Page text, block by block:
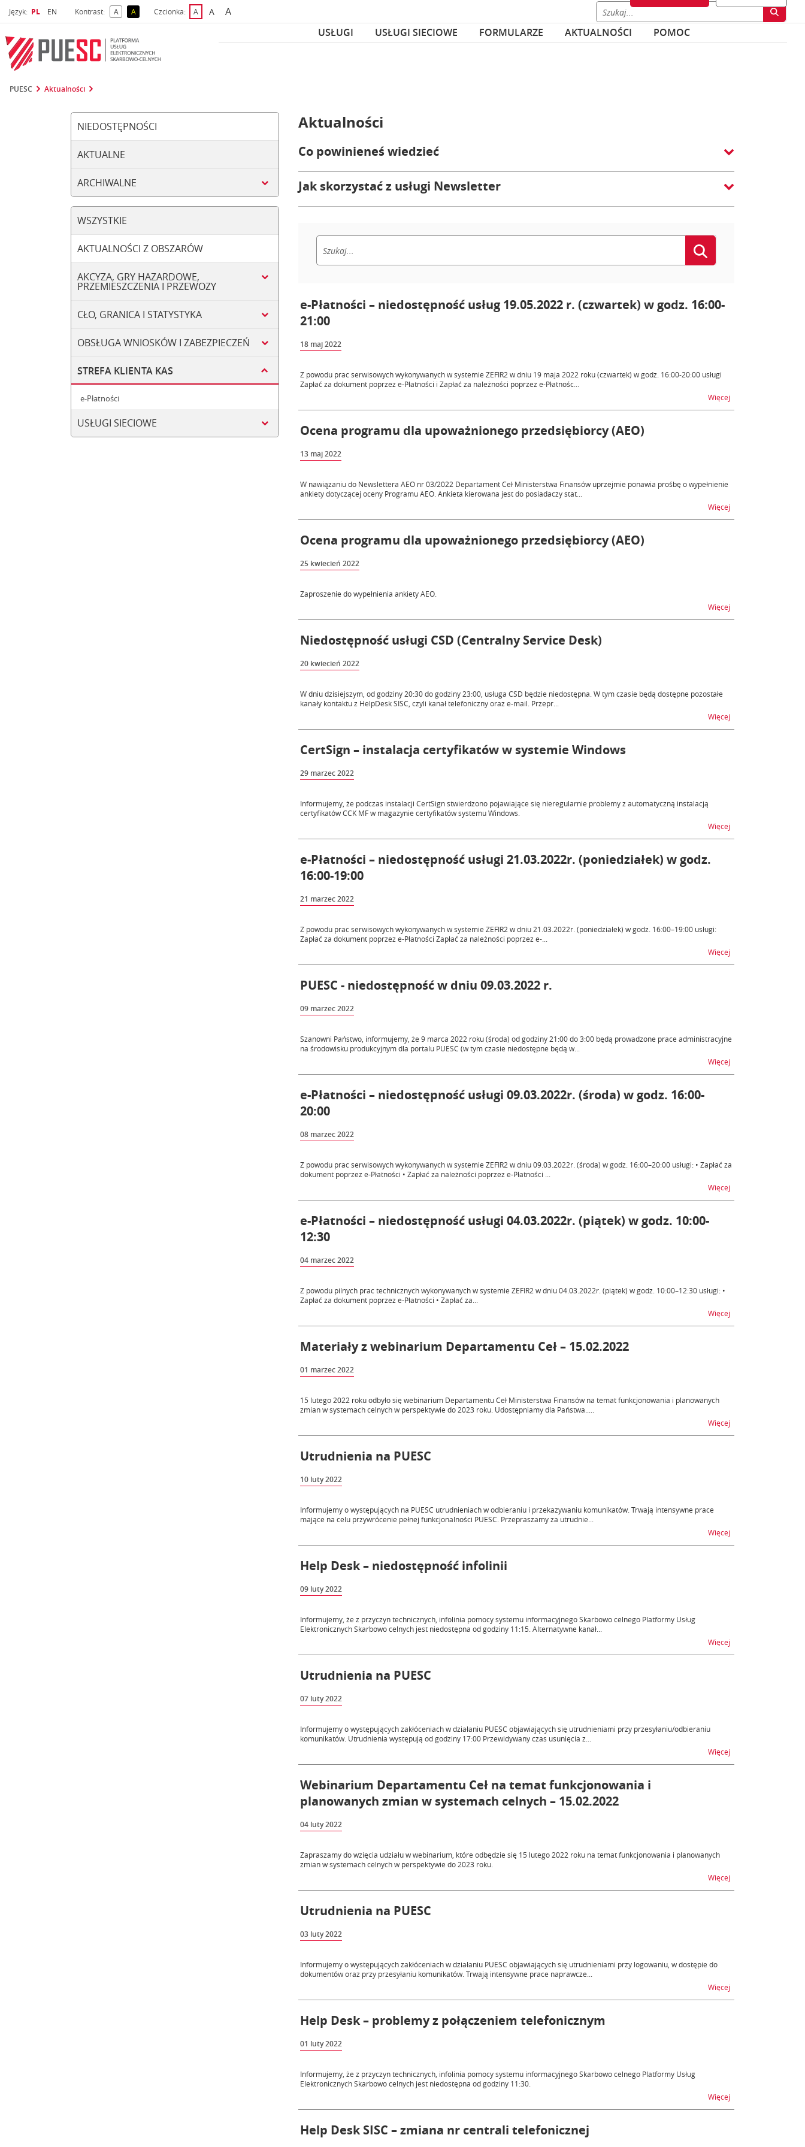
Język: Wybrany język
PL Wybierz język
EN Kontrast: Akontrast domyślny
Akontrast żółty tekst na czarnym tle
Czcionka: Adomyślna czcionka
Awiększa czcionka
Anajwiększa czcionka
USŁUGI
USŁUGI SIECIOWE FORMULARZE AKTUALNOŚCI POMOC
PUESC Aktualności
NIEDOSTĘPNOŚCI
AKTUALNE
ARCHIWALNE
WSZYSTKIE
AKTUALNOŚCI Z OBSZARÓW
AKCYZA, GRY HAZARDOWE,
PRZEMIESZCZENIA I PRZEWOZY
CŁO, GRANICA I STATYSTYKA
OBSŁUGA WNIOSKÓW I ZABEZPIECZEŃ
STREFA KLIENTA KAS
e-Płatności
USŁUGI SIECIOWE
Aktualności
Co powinieneś wiedzieć
Jak skorzystać z usługi Newsletter
e-Płatności – niedostępność usług 19.05.2022 r. (czwartek) w godz. 16:00-
21:00
18 maj 2022
Z powodu prac serwisowych wykonywanych w systemie ZEFIR2 w dniu 19 maja 2022 roku (czwartek) w godz. 16:00-20:00 usługi
Zapłać za dokument poprzez e-Płatności i Zapłać za należności poprzez e-Płatnośc...
Więcej
Ocena programu dla upoważnionego przedsiębiorcy (AEO)
13 maj 2022
W nawiązaniu do Newslettera AEO nr 03/2022 Departament Ceł Ministerstwa Finansów uprzejmie ponawia prośbę o wypełnienie
ankiety dotyczącej oceny Programu AEO. Ankieta kierowana jest do posiadaczy stat...
Więcej
Ocena programu dla upoważnionego przedsiębiorcy (AEO)
25 kwiecień 2022
Zaproszenie do wypełnienia ankiety AEO.
Więcej
Niedostępność usługi CSD (Centralny Service Desk)
20 kwiecień 2022
W dniu dzisiejszym, od godziny 20:30 do godziny 23:00, usługa CSD będzie niedostępna. W tym czasie będą dostępne pozostałe
kanały kontaktu z HelpDesk SISC, czyli kanał telefoniczny oraz e-mail. Przepr...
Więcej
CertSign – instalacja certyfikatów w systemie Windows
29 marzec 2022
Informujemy, że podczas instalacji CertSign stwierdzono pojawiające się nieregularnie problemy z automatyczną instalacją
certyfikatów CCK MF w magazynie certyfikatów systemu Windows.
Więcej
e-Płatności – niedostępność usługi 21.03.2022r. (poniedziałek) w godz.
16:00-19:00
21 marzec 2022
Z powodu prac serwisowych wykonywanych w systemie ZEFIR2 w dniu 21.03.2022r. (poniedziałek) w godz. 16:00–19:00 usługi:
Zapłać za dokument poprzez e-Płatności Zapłać za należności poprzez e-...
Więcej
PUESC - niedostępność w dniu 09.03.2022 r.
09 marzec 2022
Szanowni Państwo, informujemy, że 9 marca 2022 roku (środa) od godziny 21:00 do 3:00 będą prowadzone prace administracyjne
na środowisku produkcyjnym dla portalu PUESC (w tym czasie niedostępne będą w...
Więcej
e-Płatności – niedostępność usługi 09.03.2022r. (środa) w godz. 16:00-
20:00
08 marzec 2022
Z powodu prac serwisowych wykonywanych w systemie ZEFIR2 w dniu 09.03.2022r. (środa) w godz. 16:00–20:00 usługi: • Zapłać za
dokument poprzez e-Płatności • Zapłać za należności poprzez e-Płatności ...
Więcej
e-Płatności – niedostępność usługi 04.03.2022r. (piątek) w godz. 10:00-
12:30
04 marzec 2022
Z powodu pilnych prac technicznych wykonywanych w systemie ZEFIR2 w dniu 04.03.2022r. (piątek) w godz. 10:00–12:30 usługi: •
Zapłać za dokument poprzez e-Płatności • Zapłać za...
Więcej
Materiały z webinarium Departamentu Ceł – 15.02.2022
01 marzec 2022
15 lutego 2022 roku odbyło się webinarium Departamentu Ceł Ministerstwa Finansów na temat funkcjonowania i planowanych
zmian w systemach celnych w perspektywie do 2023 roku. Udostępniamy dla Państwa.....
Więcej
Utrudnienia na PUESC
10 luty 2022
Informujemy o występujących na PUESC utrudnieniach w odbieraniu i przekazywaniu komunikatów. Trwają intensywne prace
mające na celu przywrócenie pełnej funkcjonalności PUESC. Przepraszamy za utrudnie...
Więcej
Help Desk – niedostępność infolinii
09 luty 2022
Informujemy, że z przyczyn technicznych, infolinia pomocy systemu informacyjnego Skarbowo celnego Platformy Usług
Elektronicznych Skarbowo celnych jest niedostępna od godziny 11:15. Alternatywne kanał...
Więcej
Utrudnienia na PUESC
07 luty 2022
Informujemy o występujących zakłóceniach w działaniu PUESC objawiających się utrudnieniami przy przesyłaniu/odbieraniu
komunikatów. Utrudnienia występują od godziny 17:00 Przewidywany czas usunięcia z...
Więcej
Webinarium Departamentu Ceł na temat funkcjonowania i
planowanych zmian w systemach celnych – 15.02.2022
04 luty 2022
Zapraszamy do wzięcia udziału w webinarium, które odbędzie się 15 lutego 2022 roku na temat funkcjonowania i planowanych
zmian w systemach celnych w perspektywie do 2023 roku.
Więcej
Utrudnienia na PUESC
03 luty 2022
Informujemy o występujących zakłóceniach w działaniu PUESC objawiających się utrudnieniami przy logowaniu, w dostępie do
dokumentów oraz przy przesyłaniu komunikatów. Trwają intensywne prace naprawcze...
Więcej
Help Desk – problemy z połączeniem telefonicznym
01 luty 2022
Informujemy, że z przyczyn technicznych, infolinia pomocy systemu informacyjnego Skarbowo celnego Platformy Usług
Elektronicznych Skarbowo celnych jest niedostępna od godziny 11:30.
Więcej
Help Desk SISC – zmiana nr centrali telefonicznej